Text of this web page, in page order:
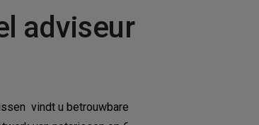
adviseur
vindt u betrouwbare